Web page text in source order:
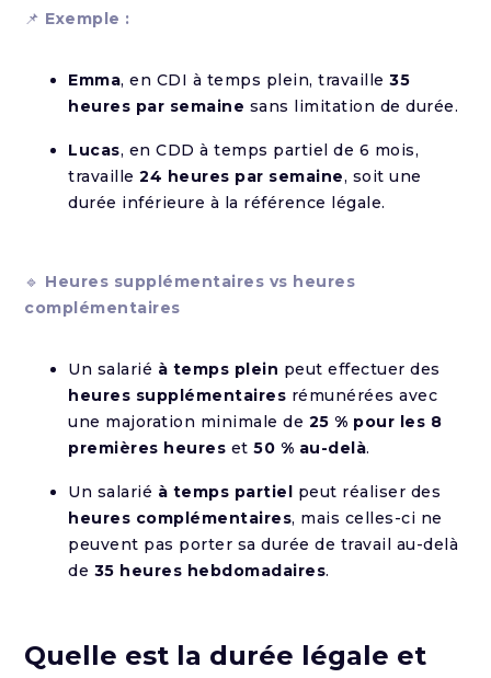
📌 Exemple :
Emma, en CDI à temps plein, travaille35
heures par semaine sans limitation de durée.
Lucas, en CDD à temps partiel de 6 mois,
travaille24 heures par semaine, soit une
durée inférieure à la référence légale.
🔹 Heures supplémentaires vs heures
complémentaires
Un salarié à temps plein peut effectuer des
heures supplémentaires rémunérées avec
une majoration minimale de 25 % pour les 8
premières heures et50 % au-delà.
Un salarié à temps partiel peut réaliser des
heures complémentaires, mais celles-ci ne
peuvent pas porter sa durée de travail au-delà
de 35 heures hebdomadaires.
Quelle est la durée légale et